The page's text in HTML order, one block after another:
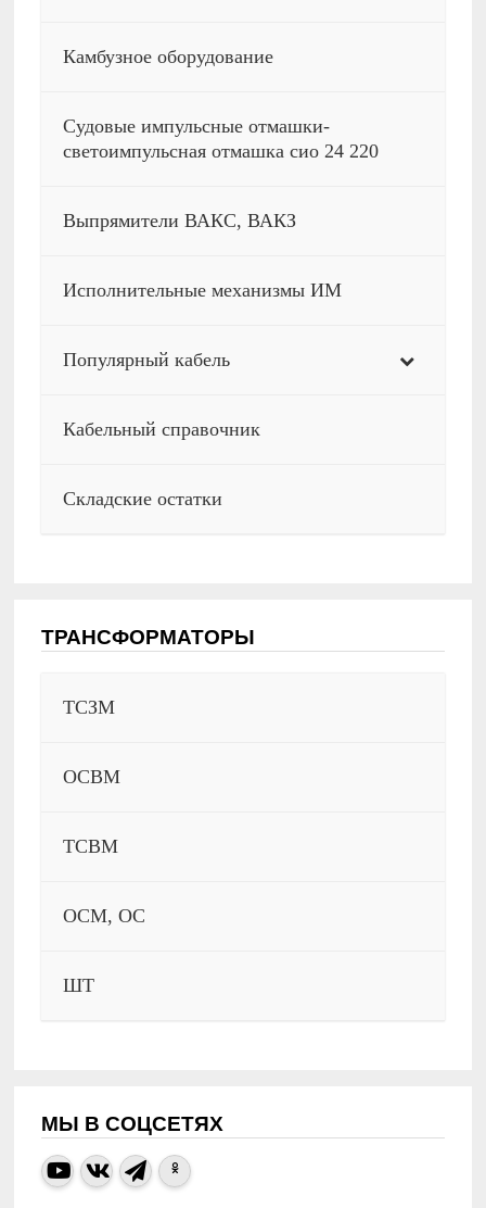
Камбузное оборудование
Судовые импульсные отмашки-
светоимпульсная отмашка сио 24 220
Выпрямители ВАКС, ВАКЗ
Исполнительные механизмы ИМ
Популярный кабель
Кабельный справочник
Складские остатки
ТРАНСФОРМАТОРЫ
ТСЗМ
ОСВМ
ТСВМ
ОСМ, ОС
ШТ
МЫ В СОЦСЕТЯХ